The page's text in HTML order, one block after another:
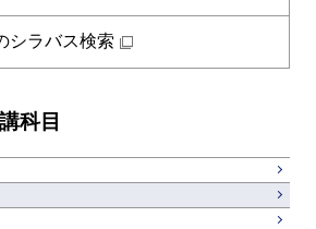
物質・情報卓越コース
人間医療科学技術コース
物質・情報卓越コース
物質・情報卓越コース
都市・環境学コース
エネルギーコース
エネルギー・情報コース
エンジニアリングデザイン
原子核工学コース
社会・人間科学コース
ベーション科学系
イノベーション科学コース
人間医療科学技術コース
経営専門職学位課程
技術経営専門職学位課程
科目
リア科目
シラバス検索
科目